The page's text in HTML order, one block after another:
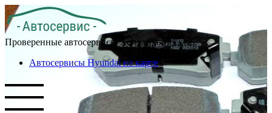
Проверенные автосервисы Хендай в Москве
Автосервисы Hyundai на карте